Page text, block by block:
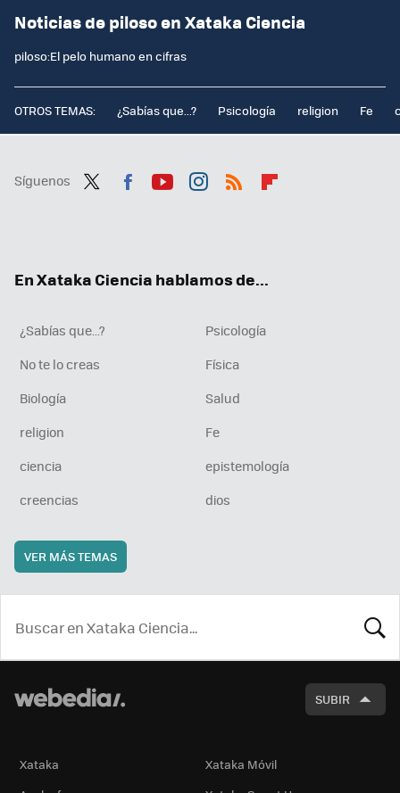
Noticias de piloso en Xataka Ciencia
piloso:El pelo humano en cifras
OTROS TEMAS: ¿Sabías que...? Psicología religion Fe
Síguenos
En Xataka Ciencia hablamos de...
¿Sabías que...?
Psicología
No te lo creas
Física
Biología
Salud
religion
Fe
ciencia
epistemología
creencias
dios
VER MÁS TEMAS
SUBIR
Xataka
Xataka Móvil